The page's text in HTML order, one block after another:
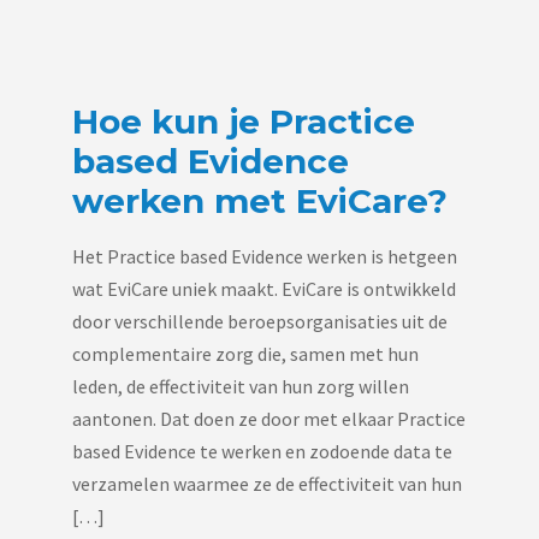
Hoe kun je Practice
based Evidence
werken met EviCare?
Het Practice based Evidence werken is hetgeen
wat EviCare uniek maakt. EviCare is ontwikkeld
door verschillende beroepsorganisaties uit de
complementaire zorg die, samen met hun
leden, de effectiviteit van hun zorg willen
aantonen. Dat doen ze door met elkaar Practice
based Evidence te werken en zodoende data te
verzamelen waarmee ze de effectiviteit van hun
[…]